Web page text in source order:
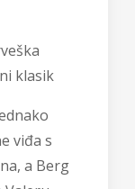
klasik
viđa s
a Berg